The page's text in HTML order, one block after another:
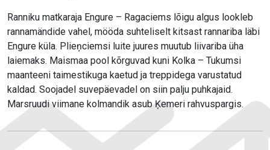
Ranniku matkaraja Engure – Ragaciems lõigu algus lookleb
rannamändide vahel, mööda suhteliselt kitsast rannariba läbi
Engure küla. Plieņciemsi luite juures muutub liivariba üha
laiemaks. Maismaa pool kõrguvad kuni Kolka – Tukumsi
maanteeni taimestikuga kaetud ja treppidega varustatud
kaldad. Soojadel suvepäevadel on siin palju puhkajaid.
Marsruudi viimane kolmandik asub Ķemeri rahvuspargis.